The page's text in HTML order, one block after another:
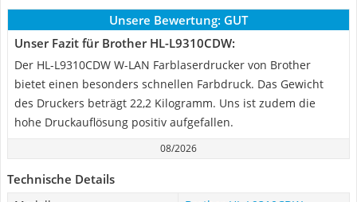
Unsere Bewertung: GUT
Unser Fazit für Brother HL-L9310CDW:
Der HL-L9310CDW W-LAN Farblaserdrucker von Brother
bietet einen besonders schnellen Farbdruck. Das Gewicht
des Druckers beträgt 22,2 Kilogramm. Uns ist zudem die
hohe Druckauflösung positiv aufgefallen.
08/2026
Technische Details